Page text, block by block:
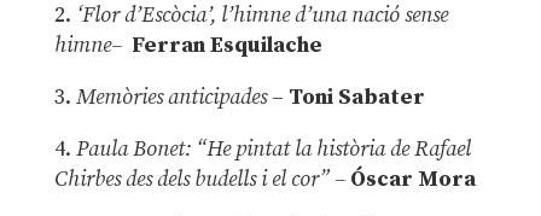
2. ‘Flor d’Escòcia’, l’himne d’una nació sense
himne– Ferran Esquilache
3. Memòries anticipades– Toni Sabater
4. Paula Bonet: “He pintat la història de Rafael
Chirbes des dels budells i el cor” –Óscar Mora